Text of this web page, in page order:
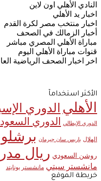
النادي الأهلي اون لاين
اخبار يد الأهلي
اخبار منتخب مصر لكرة القدم
أخبار الزمالك في الصحف
مباراة الأهلي المصري مباشر
قنوات مباراة الأهلي اليوم
اخر اخبار الصحف الرياضية
الأكثر استخدامآ
الأهلي الدوري
الدوري الإيطالي الدوري
الهلال باريس سان جيرمان
روشن السعودي ريال
مانشستر سيتي مانشستر يونايتد
خريطة الموقع